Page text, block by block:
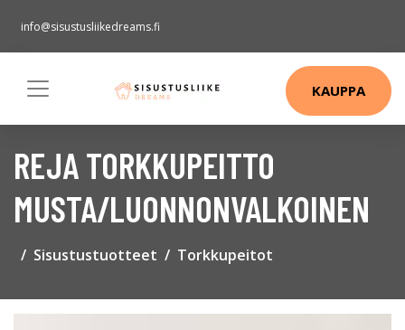
info@sisustusliikedreams.fi
KAUPPA
REJA TORKKUPEITTO
MUSTA/LUONNONVALKOINEN
Sisustustuotteet Torkkupeitot